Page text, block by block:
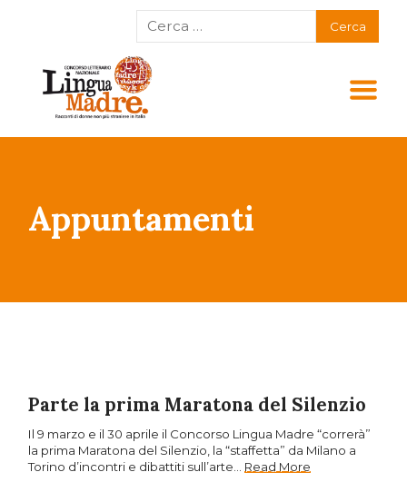
Appuntamenti
Parte la prima Maratona del Silenzio
Il 9 marzo e il 30 aprile il Concorso Lingua Madre “correrà”
la prima Maratona del Silenzio, la “staffetta” da Milano a
Torino d’incontri e dibattiti sull’arte… Read More